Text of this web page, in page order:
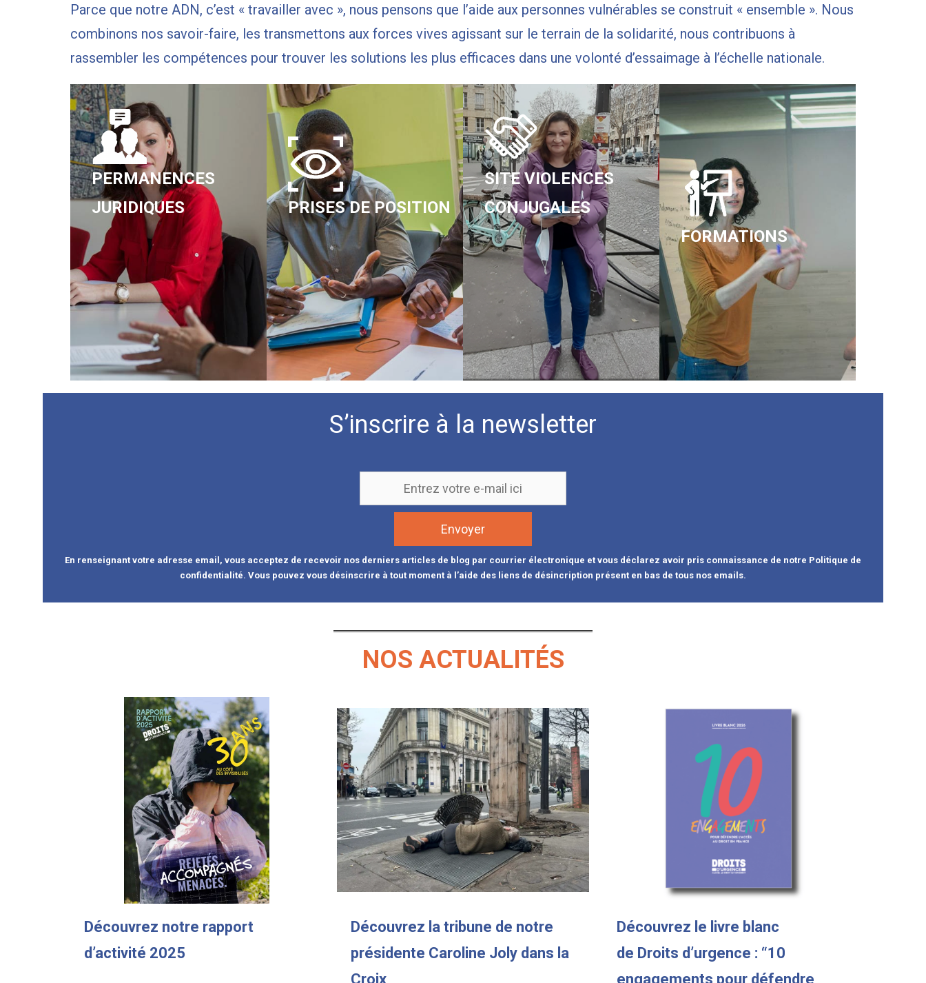
Parce que notre ADN, c’est « travailler avec », nous pensons que l’aide aux personnes vulnérables se construit « ensemble ». Nous
combinons nos savoir-faire, les transmettons aux forces vives agissant sur le terrain de la solidarité, nous contribuons à
rassembler les compétences pour trouver les solutions les plus efficaces dans une volonté d’essaimage à l’échelle nationale.
PERMANENCES
JURIDIQUES
PRISES DE POSITION
SITE VIOLENCES
CONJUGALES
FORMATIONS
S’inscrire à la newsletter
En renseignant votre adresse email, vous acceptez de recevoir nos derniers articles de blog par courrier électronique et vous déclarez avoir pris connaissance de notre Politique de
confidentialité. Vous pouvez vous désinscrire à tout moment à l’aide des liens de désincription présent en bas de tous nos emails.
NOS ACTUALITÉS
Découvrez notre rapport
d’activité 2025
Découvrez la tribune de notre
présidente Caroline Joly dans la
Croix
Découvrez le livre blanc
de Droits d’urgence : “10
engagements pour défendre